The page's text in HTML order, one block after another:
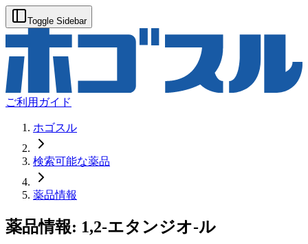
Toggle Sidebar
ご利用ガイド
ホゴスル
検索可能な薬品
薬品情報
薬品情報: 1,2-エタンジオ-ル